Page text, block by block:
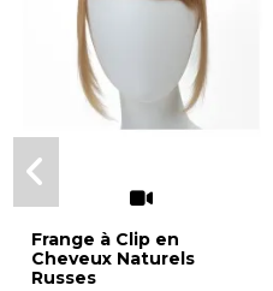
Frange à Clip en
Cheveux Naturels
Russes